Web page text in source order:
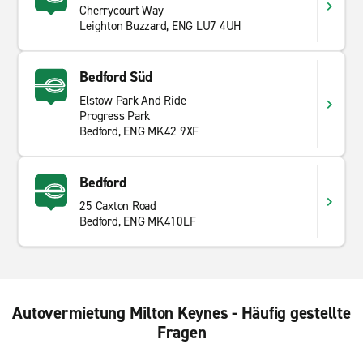
Cherrycourt Way
Leighton Buzzard, ENG LU7 4UH
Bedford Süd
Elstow Park And Ride
Progress Park
Bedford, ENG MK42 9XF
Bedford
25 Caxton Road
Bedford, ENG MK410LF
Autovermietung Milton Keynes - Häufig gestellte
Fragen